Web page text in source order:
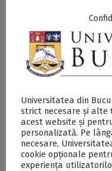
Departamentului de
Engleză, organizată
de Facultatea de
Limbi şi Literaturi
Cea de-a treia ediție
a conferinței
internaționale
“Mental Health:
global challenges
Universitatea din
strict necesare și alte
acest website și
personalizată. Pe
necesare,
cookie opționale
experiența